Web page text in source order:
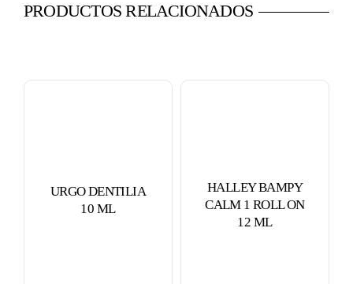
PRODUCTOS RELACIONADOS
URGO DENTILIA
10 ML
HALLEY BAMPY
CALM 1 ROLL ON
12 ML